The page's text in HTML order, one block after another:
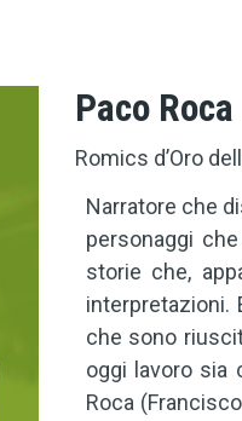
Paco Roca
Romics d’Oro
Narratore che
personaggi
storie che,
interpretazioni.
che sono
oggi lavoro sia
Roca